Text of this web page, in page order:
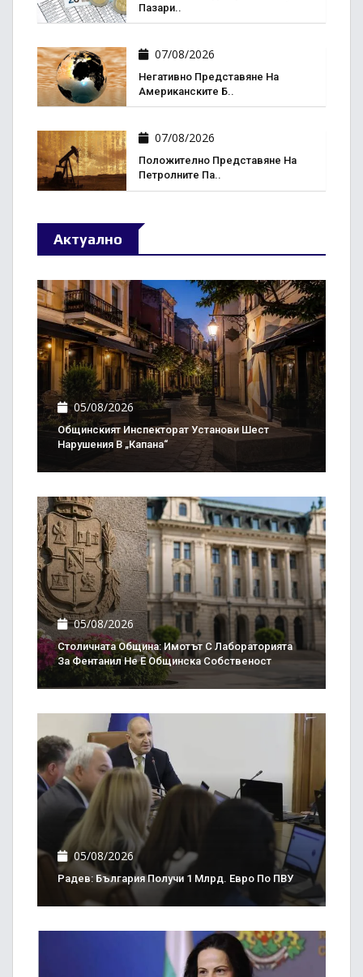
Пазари..
07/08/2026
Негативно Представяне На
Американските Б..
07/08/2026
Положително Представяне На
Петролните Па..
Актуално
05/08/2026
Общинският Инспекторат Установи Шест
Нарушения В „Капана“
05/08/2026
Столичната Община: Имотът С Лабораторията
За Фентанил Не Е Общинска Собственост
05/08/2026
Радев: България Получи 1 Млрд. Евро По ПВУ